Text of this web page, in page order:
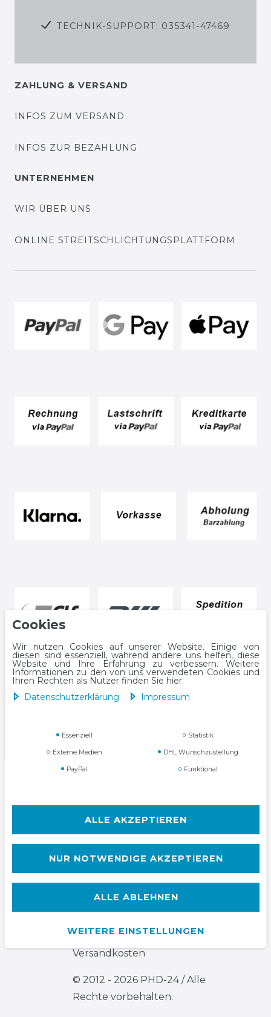
Cookies
Wir nutzen Cookies auf unserer Website. Einige von
diesen sind essenziell, während andere uns helfen, diese
Website und Ihre Erfahrung zu verbessern. Weitere
Informationen zu den von uns verwendeten Cookies und
Ihren Rechten als Nutzer finden Sie hier:
Daten­schutz­erklärung
Impressum
Essenziell Statistik
Externe Medien DHL Wunschzustellung
PayPal Funktional
ALLE AKZEPTIEREN
NUR NOTWENDIGE AKZEPTIEREN
ALLE ABLEHNEN
WEITERE EINSTELLUNGEN
TECHNIK-SUPPORT: 035341-47469
ZAHLUNG & VERSAND
INFOS ZUM VERSAND
INFOS ZUR BEZAHLUNG
UNTERNEHMEN
WIR ÜBER UNS
ONLINE STREITSCHLICHTUNGSPLATTFORM
VERTRAG WIDERRUFEN Kontakt
Alle Preise inkl. ges. MwSt. zzgl.
Versandkosten
© 2012 - 2026 PHD-24 / Alle
Rechte vorbehalten.